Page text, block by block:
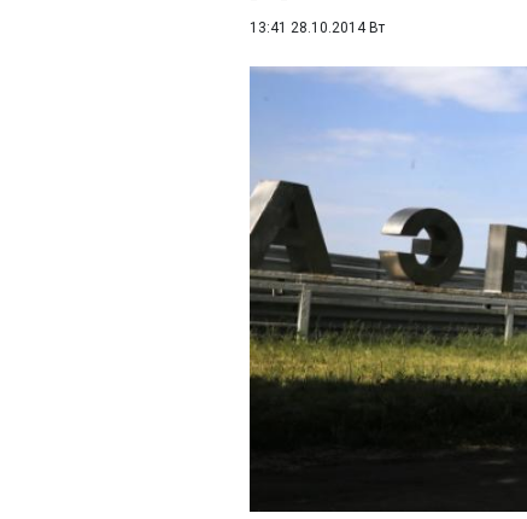
13:41 28.10.2014 Вт